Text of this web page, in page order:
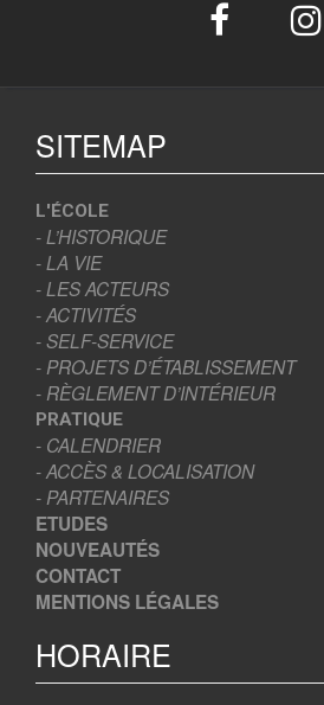
SITEMAP
L'ÉCOLE
- L’HISTORIQUE
- LA VIE
- LES ACTEURS
- ACTIVITÉS
- SELF-SERVICE
- PROJETS D’ÉTABLISSEMENT
- RÈGLEMENT D’INTÉRIEUR
PRATIQUE
- CALENDRIER
- ACCÈS & LOCALISATION
- PARTENAIRES
ETUDES
NOUVEAUTÉS
CONTACT
MENTIONS LÉGALES
HORAIRE